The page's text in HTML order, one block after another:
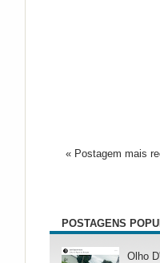
« Postagem mais
POSTAGENS
Olho